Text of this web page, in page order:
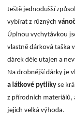
Ještě jednodušší
vybírat z různých
Úplnou vychytávkou
vlastně dárková taška
dárek déle utajen a
Na drobnější dárky je
a látkové pytlíky se
z přírodních materiálů,
jejich velká výhoda.